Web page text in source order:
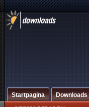
Startpagina Downloads